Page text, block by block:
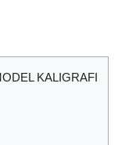
KALIGRAFI